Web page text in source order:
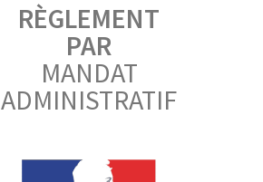
RÈGLEMENT
PAR
MANDAT
ADMINISTRATIF